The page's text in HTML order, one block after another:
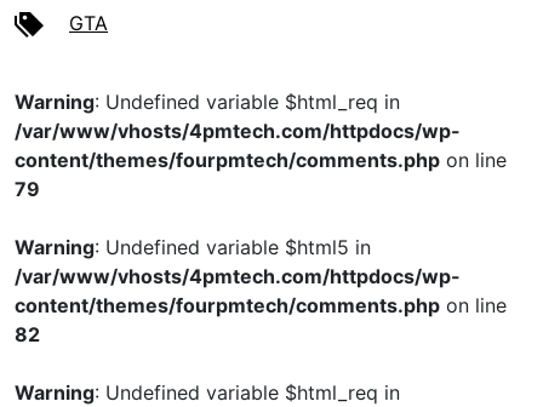
GTA
Warning: Undefined variable $html_req in
/var/www/vhosts/4pmtech.com/httpdocs/wp-
content/themes/fourpmtech/comments.php on line
79
Warning: Undefined variable $html5 in
/var/www/vhosts/4pmtech.com/httpdocs/wp-
content/themes/fourpmtech/comments.php on line
82
Warning: Undefined variable $html_req in